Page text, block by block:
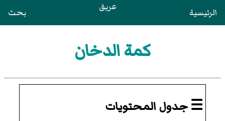
الرئيسية عريق بحث
كمة الدخان
☰ جدول المحتويات